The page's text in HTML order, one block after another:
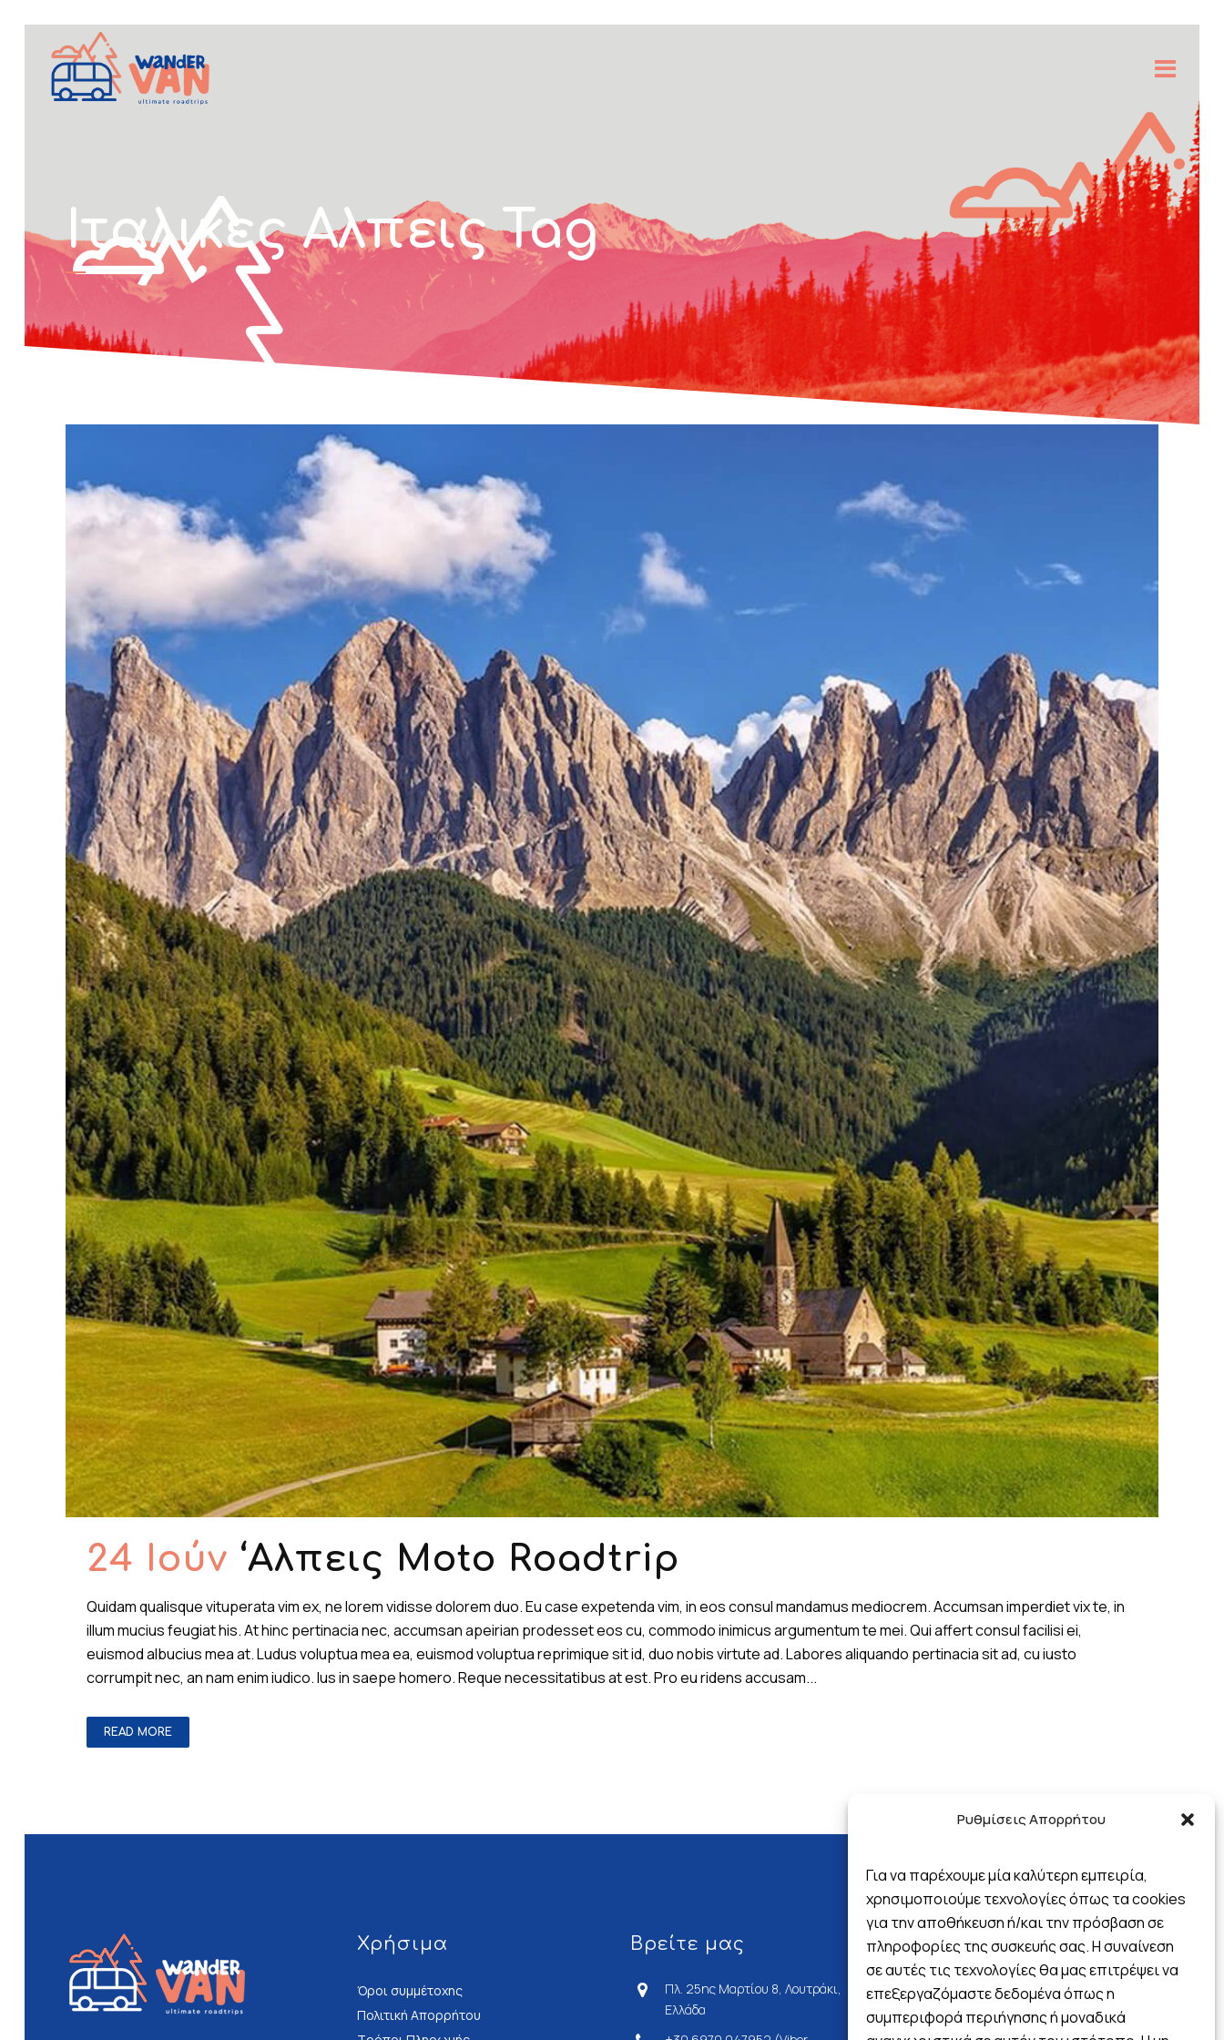
Ρυθμίσεις Απορρήτου
Για να παρέχουμε μία καλύτερη εμπειρία,
χρησιμοποιούμε τεχνολογίες όπως τα cookies
για την αποθήκευση ή/και την πρόσβαση σε
πληροφορίες της συσκευής σας. Η συναίνεση
σε αυτές τις τεχνολογίες θα μας επιτρέψει να
επεξεργαζόμαστε δεδομένα όπως η
συμπεριφορά περιήγησης ή μοναδικά
Ιταλικες Αλπεις Tag
24 Ιούν ‘Aλπεις Moto Roadtrip
Quidam qualisque vituperata vim ex, ne lorem vidisse dolorem duo. Eu case expetenda vim, in eos consul mandamus mediocrem. Accumsan imperdiet vix te, in
illum mucius feugiat his. At hinc pertinacia nec, accumsan apeirian prodesset eos cu, commodo inimicus argumentum te mei. Qui affert consul facilisi ei,
euismod albucius mea at. Ludus voluptua mea ea, euismod voluptua reprimique sit id, duo nobis virtute ad. Labores aliquando pertinacia sit ad, cu iusto
corrumpit nec, an nam enim iudico. Ius in saepe homero. Reque necessitatibus at est. Pro eu ridens accusam...
READ MORE
Χρήσιμα
Όροι συμμέτοχης
Πολιτική Απορρήτου
Βρείτε μας
Πλ. 25ης Μαρτίου 8, Λουτράκι,
Ελλάδα
Follow us